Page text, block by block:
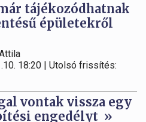
tájékozódhatnak
épületekről
18:20 | Utolsó frissítés:
vontak vissza egy
engedélyt »